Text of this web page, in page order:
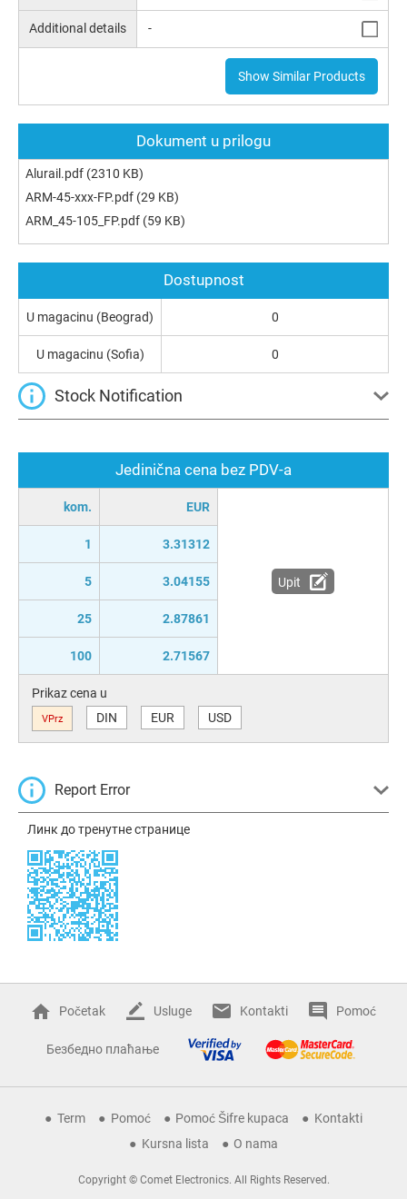
Additional details -
Show Similar Products
Dokument u prilogu
Alurail.pdf (2310 KB)
ARM-45-xxx-FP.pdf (29 KB)
ARM_45-105_FP.pdf (59 KB)
Jedinična cena bez PDV-a
kom. EUR
1 3.31312
5 3.04155
25 2.87861
100 2.71567
Upit
Prikaz cena u
VPrz DIN EUR USD
Report Error
Линк до тренутне странице
Dostupnost
U magacinu (Beograd) 0
U magacinu (Sofia) 0
Stock Notification
Početak Usluge Kontakti Pomoć
Безбедно плаћање
Term Pomoć Pomoć Šifre kupaca
Kontakti
Kursna lista
O nama
Copyright © Comet Electronics. All Rights Reserved.